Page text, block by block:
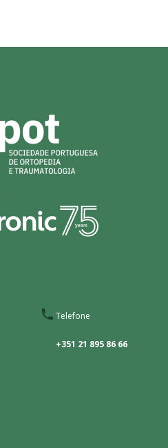
Telefone
+351 21 895 86 66